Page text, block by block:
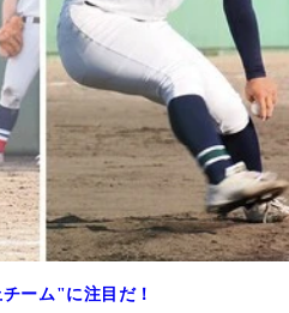
ーム"に注目だ！